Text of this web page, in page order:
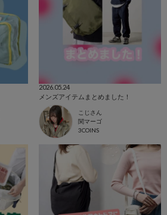
2026.05.24
メンズアイテムまとめました！
こじさん
関マーゴ
3COINS